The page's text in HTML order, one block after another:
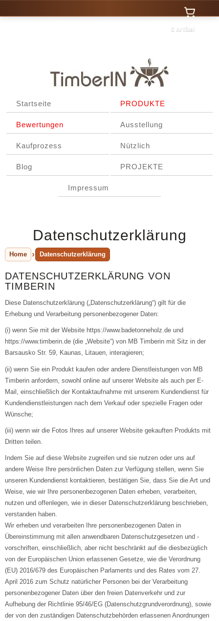
0 Artikel
Startseite PRODUKTE
Bewertungen Ausstellung
Kaufprozess Nützlich
Blog PROJEKTE
Impressum
Datenschutzerklärung
Home Datenschutzerklärung
DATENSCHUTZERKLÄRUNG VON
TIMBERIN
Diese Datenschutzerklärung („Datenschutzerklärung“) gilt für die
Erhebung und Verarbeitung personenbezogener Daten:
(i) wenn Sie mit der Website https://www.badetonneholz.de und
https://www.timberin.de (die „Website“) von MB Timberin mit Sitz in der
Barsausko Str. 59, Kaunas, Litauen, interagieren;
(ii) wenn Sie ein Produkt kaufen oder andere Dienstleistungen von MB
Timberin anfordern, sowohl online auf unserer Website als auch per E-
Mail, einschließlich der Kontaktaufnahme mit unserem Kundendienst für
Kundendienstleistungen nach dem Verkauf oder spezielle Fragen oder
Wünsche;
(iii) wenn wir die Fotos Ihres auf unserer Website gekauften Produkts mit
Dritten teilen.
Indem Sie auf diese Website zugreifen und sie nutzen oder uns auf
andere Weise Ihre persönlichen Daten zur Verfügung stellen, wenn Sie
unseren Kundendienst kontaktieren, bestätigen Sie, dass Sie die Art und
Weise, wie wir Ihre personenbezogenen Daten erheben, verarbeiten,
nutzen und offenlegen, wie in dieser Datenschutzerklärung beschrieben,
verstanden haben.
Wir erheben und verarbeiten Ihre personenbezogenen Daten in
Übereinstimmung mit allen anwendbaren Datenschutzgesetzen und -
vorschriften, einschließlich, aber nicht beschränkt auf die diesbezüglich
von der Europäischen Union erlassenen Gesetze, wie die Verordnung
(EU) 2016/679 des Europäischen Parlaments und des Rates vom 27.
April 2016 zum Schutz natürlicher Personen bei der Verarbeitung
personenbezogener Daten über den freien Datenverkehr und zur
Aufhebung der Richtlinie 95/46/EG (Datenschutzgrundverordnung), sowie
der von den zuständigen Datenschutzbehörden erlassenen Anordnungen